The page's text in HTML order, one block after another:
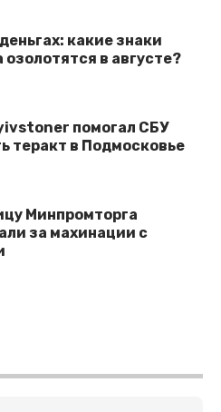
какие знаки
озолотятся в августе?
помогал СБУ
теракт в Подмосковье
Минпромторга
за махинации с